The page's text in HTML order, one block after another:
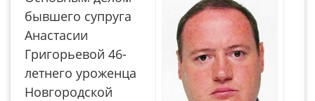
бывшего супруга
Анастасии
Григорьевой 46-
летнего уроженца
Новгородской